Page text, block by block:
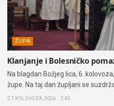
ŽUPA
Klanjanje i Bolesničko
Na blagdan Božjeg lica, 6.
župe. Na taj dan župljani se
7 KOLOVOZA, 2026 45